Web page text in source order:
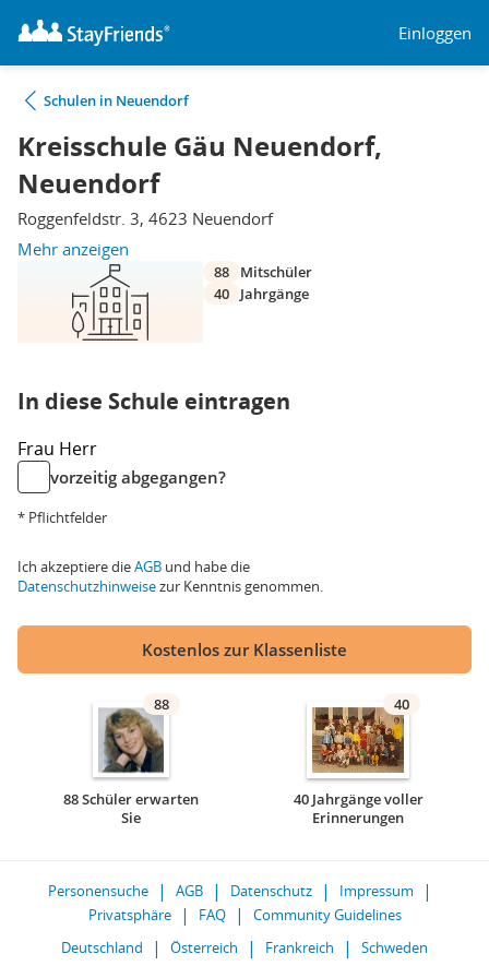
Einloggen
Schulen in Neuendorf
Kreisschule Gäu Neuendorf,
Neuendorf
Roggenfeldstr. 3, 4623 Neuendorf
Mehr anzeigen
88
Mitschüler
40
Jahrgänge
In diese Schule eintragen
Frau Herr
vorzeitig abgegangen?
* Pflichtfelder
Ich akzeptiere dieAGB und habe die
Datenschutzhinweisezur Kenntnis genommen.
Kostenlos zur Klassenliste
88
88 Schüler erwarten
Sie
40
40 Jahrgänge voller
Erinnerungen
Personensuche AGB Datenschutz
Impressum
Privatsphäre
FAQ
Community Guidelines
Deutschland
Österreich Frankreich Schweden